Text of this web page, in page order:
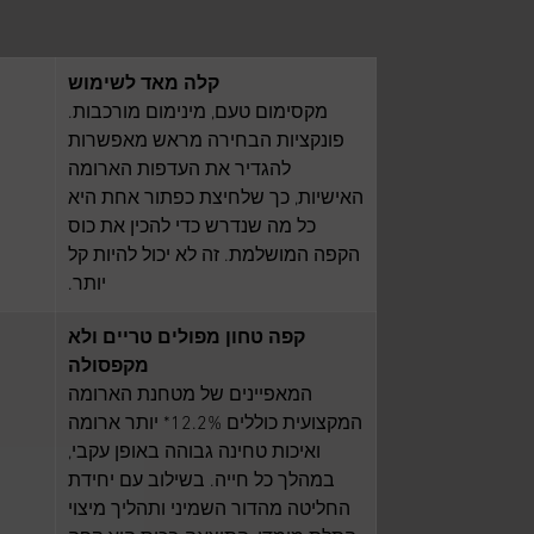
קלה מאד לשימוש
מקסימום טעם, מינימום מורכבות.
פונקציות הבחירה מראש מאפשרות
להגדיר את העדפות הארומה
האישיות, כך שלחיצת כפתור אחת היא
כל מה שנדרש כדי להכין את כוס
הקפה המושלמת. זה לא יכול להיות קל
יותר.
קפה טחון מפולים טריים ולא
מקפסולה
המאפיינים של מטחנת הארומה
המקצועית כוללים 12.2%* יותר ארומה
ואיכות טחינה גבוהה באופן עקבי,
במהלך כל חייה. בשילוב עם יחידת
החליטה מהדור השמיני ותהליך מיצוי